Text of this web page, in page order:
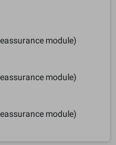
module)
module)
module)